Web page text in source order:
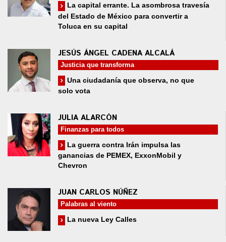
La capital errante. La asombrosa travesía
del Estado de México para convertir a
Toluca en su capital
JESÚS ÁNGEL CADENA ALCALÁ
Justicia que transforma
Una ciudadanía que observa, no que
solo vota
JULIA ALARCÓN
Finanzas para todos
La guerra contra Irán impulsa las
ganancias de PEMEX, ExxonMobil y
Chevron
JUAN CARLOS NÚÑEZ
Palabras al viento
La nueva Ley Calles